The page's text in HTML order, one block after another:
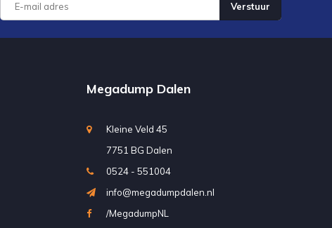
Verstuur
Megadump Dalen
Kleine Veld 45
7751 BG Dalen
0524 - 551004
info@megadumpdalen.nl
/MegadumpNL